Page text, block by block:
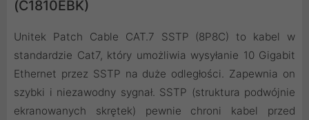
(C1810EBK)
Unitek Patch Cable CAT.7 SSTP (8P8C) to kabel w
standardzie Cat7, który umożliwia wysyłanie 10 Gigabit
Ethernet przez SSTP na duże odległości. Zapewnia on
szybki i niezawodny sygnał. SSTP (struktura podwójnie
ekranowanych skrętek) pewnie chroni kabel przed